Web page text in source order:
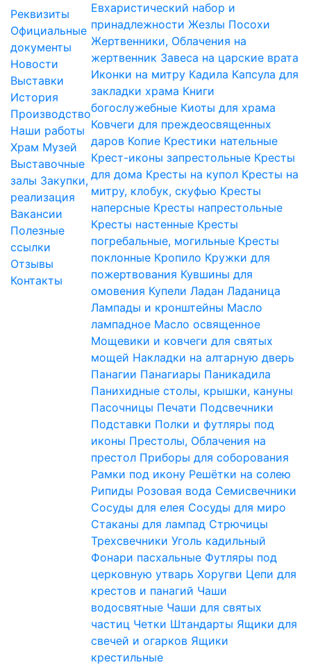
Реквизиты
Официальные
документы
Новости
Выставки
История
Производство
Наши работы
Храм Музей
Выставочные
залы Закупки,
реализация
Вакансии
Полезные
ссылки
Отзывы
Контакты
Евхаристический набор и
принадлежности Жезлы Посохи
Жертвенники, Облачения на
жертвенник Завеса на царские врата
Иконки на митру Кадила Капсула для
закладки храма Книги
богослужебные Киоты для храма
Ковчеги для преждеосвященных
даров Копие Крестики нательные
Крест-иконы запрестольные Кресты
для дома Кресты на купол Кресты на
митру, клобук, скуфью Кресты
наперсные Кресты напрестольные
Кресты настенные Кресты
погребальные, могильные Кресты
поклонные Кропило Кружки для
пожертвования Кувшины для
омовения Купели Ладан Ладаница
Лампады и кронштейны Масло
лампадное Масло освященное
Мощевики и ковчеги для святых
мощей Накладки на алтарную дверь
Панагии Панагиары Паникадила
Панихидные столы, крышки, кануны
Пасочницы Печати Подсвечники
Подставки Полки и футляры под
иконы Престолы, Облачения на
престол Приборы для соборования
Рамки под икону Решётки на солею
Рипиды Розовая вода Семисвечники
Сосуды для елея Сосуды для миро
Стаканы для лампад Стрючицы
Трехсвечники Уголь кадильный
Фонари пасхальные Футляры под
церковную утварь Хоругви Цепи для
крестов и панагий Чаши
водосвятные Чаши для святых
частиц Четки Штандарты Ящики для
свечей и огарков Ящики
крестильные